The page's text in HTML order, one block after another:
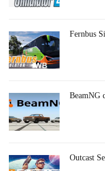
Fernbus
BeamNG
Outcast